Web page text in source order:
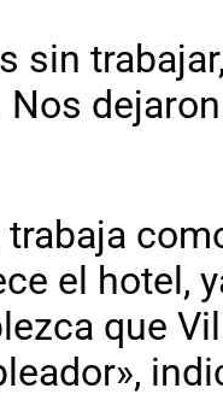
sin
trabaja
el hotel,
que